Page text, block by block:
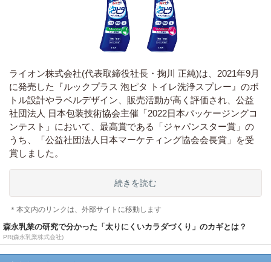
ライオン株式会社(代表取締役社長・掬川 正純)は、2021年9月
に発売した『ルックプラス 泡ピタ トイレ洗浄スプレー』のボ
トル設計やラベルデザイン、販売活動が高く評価され、公益
社団法人 日本包装技術協会主催「2022日本パッケージングコ
ンテスト」において、最高賞である「ジャパンスター賞」の
うち、「公益社団法人日本マーケティング協会会長賞」を受
賞しました。
続きを読む
＊本文内のリンクは、外部サイトに移動します
森永乳業の研究で分かった「太りにくいカラダづくり」のカギとは？
PR(森永乳業株式会社)